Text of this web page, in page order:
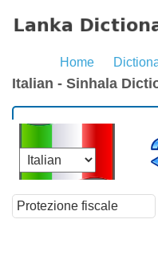
Home
Italian - Sinhala